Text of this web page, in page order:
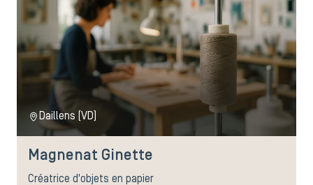
Daillens (VD)
Magnenat Ginette
Créatrice d'objets en papier